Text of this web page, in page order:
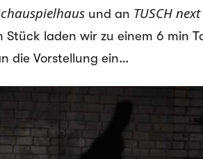
und an TUSCH
Stück laden wir zu einem 6 min
die Vorstellung ein…